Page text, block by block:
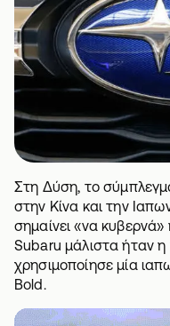
Στη Δύση, το
στην Κίνα και την
σημαίνει «να
Subaru μάλιστα ήταν
χρησιμοποίησε μία
Bold.